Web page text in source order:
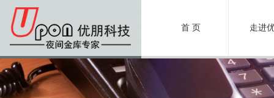
首 页 走进